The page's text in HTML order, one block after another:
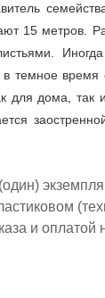
15 метров.
темное
для дома,
и оплатой